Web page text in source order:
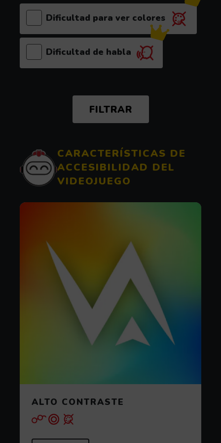
Dificultad para ver colores
(el videojuego es recomendable para
Dificultad de habla
(el videojuego es recomendable para
CARACTERÍSTICAS DE
ACCESIBILIDAD DEL
VIDEOJUEGO
ALTO CONTRASTE